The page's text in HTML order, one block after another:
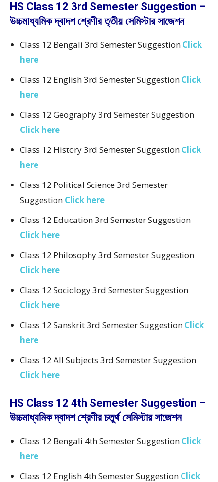
HS Class 12 3rd Semester Suggestion –
উচ্চমাধ্যমিক দ্বাদশ শ্রেণীর তৃতীয় সেমিস্টার সাজেশন
Class 12 Bengali 3rd Semester Suggestion Click
here
Class 12 English 3rd Semester Suggestion Click
here
Class 12 Geography 3rd Semester Suggestion
Click here
Class 12 History 3rd Semester Suggestion Click
here
Class 12 Political Science 3rd Semester
Suggestion Click here
Class 12 Education 3rd Semester Suggestion
Click here
Class 12 Philosophy 3rd Semester Suggestion
Click here
Class 12 Sociology 3rd Semester Suggestion
Click here
Class 12 Sanskrit 3rd Semester Suggestion Click
here
Class 12 All Subjects 3rd Semester Suggestion
Click here
HS Class 12 4th Semester Suggestion –
উচ্চমাধ্যমিক দ্বাদশ শ্রেণীর চতুর্থ সেমিস্টার সাজেশন
Class 12 Bengali 4th Semester Suggestion Click
here
Class 12 English 4th Semester Suggestion Click